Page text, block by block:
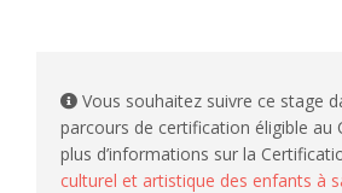
Vous souhaitez suivre ce stage
parcours de certification éligible au
plus d’informations sur la
culturel et artistique des enfants à